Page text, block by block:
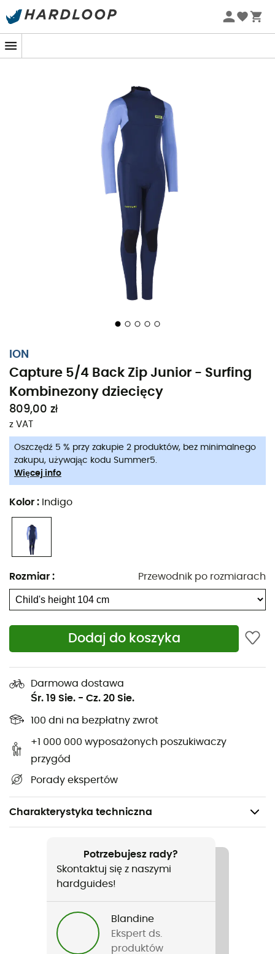
Letnie promocje 🔥 -5% DODATKOWO przy zakupie 2
Nowość
ION
Capture 5/4 Back Zip Junior - Surfing
Kombinezony dziecięcy
809,00 zł
z VAT
Oszczędź 5 % przy zakupie 2 produktów, bez minimalnego
zakupu, używając kodu Summer5.
Więcej info
Kolor : Indigo
Rozmiar : Przewodnik po rozmiarach
Dodaj do koszyka
Darmowa dostawa
Śr. 19 Sie. - Cz. 20 Sie.
100 dni na bezpłatny zwrot
+1 000 000 wyposażonych poszukiwaczy
przygód
Porady ekspertów
Charakterystyka techniczna
Surfing / Kitesurf / Wingfoil
Nazwa produktu
Capture 5/4 Back Zip Junior
Potrzebujesz rady?
Skontaktuj się z naszymi
hardguides!
Blandine
Ekspert ds.
produktów